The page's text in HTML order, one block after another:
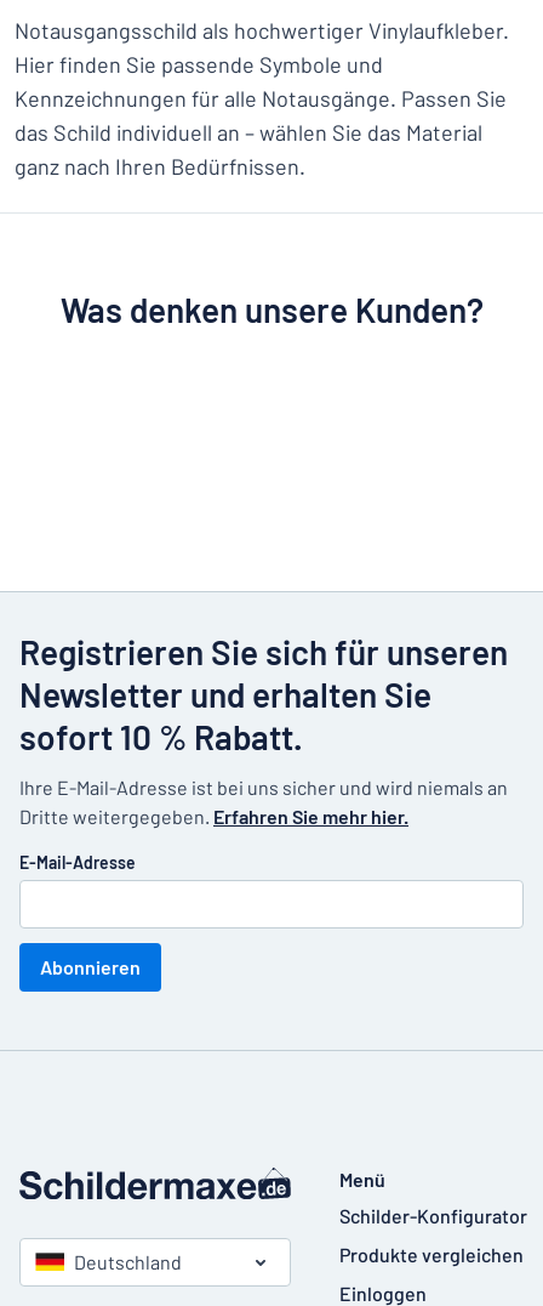
Notausgangsschild als hochwertiger Vinylaufkleber.
Hier finden Sie passende Symbole und
Kennzeichnungen für alle Notausgänge. Passen Sie
das Schild individuell an – wählen Sie das Material
ganz nach Ihren Bedürfnissen.
Was denken unsere Kunden?
Registrieren Sie sich für unseren
Newsletter und erhalten Sie
sofort 10 % Rabatt.
Ihre E-Mail-Adresse ist bei uns sicher und wird niemals an
Dritte weitergegeben. Erfahren Sie mehr hier.
E-Mail-Adresse
Abonnieren
Deutschland
Menü
Schilder-Konfigurator
Produkte vergleichen
Einloggen